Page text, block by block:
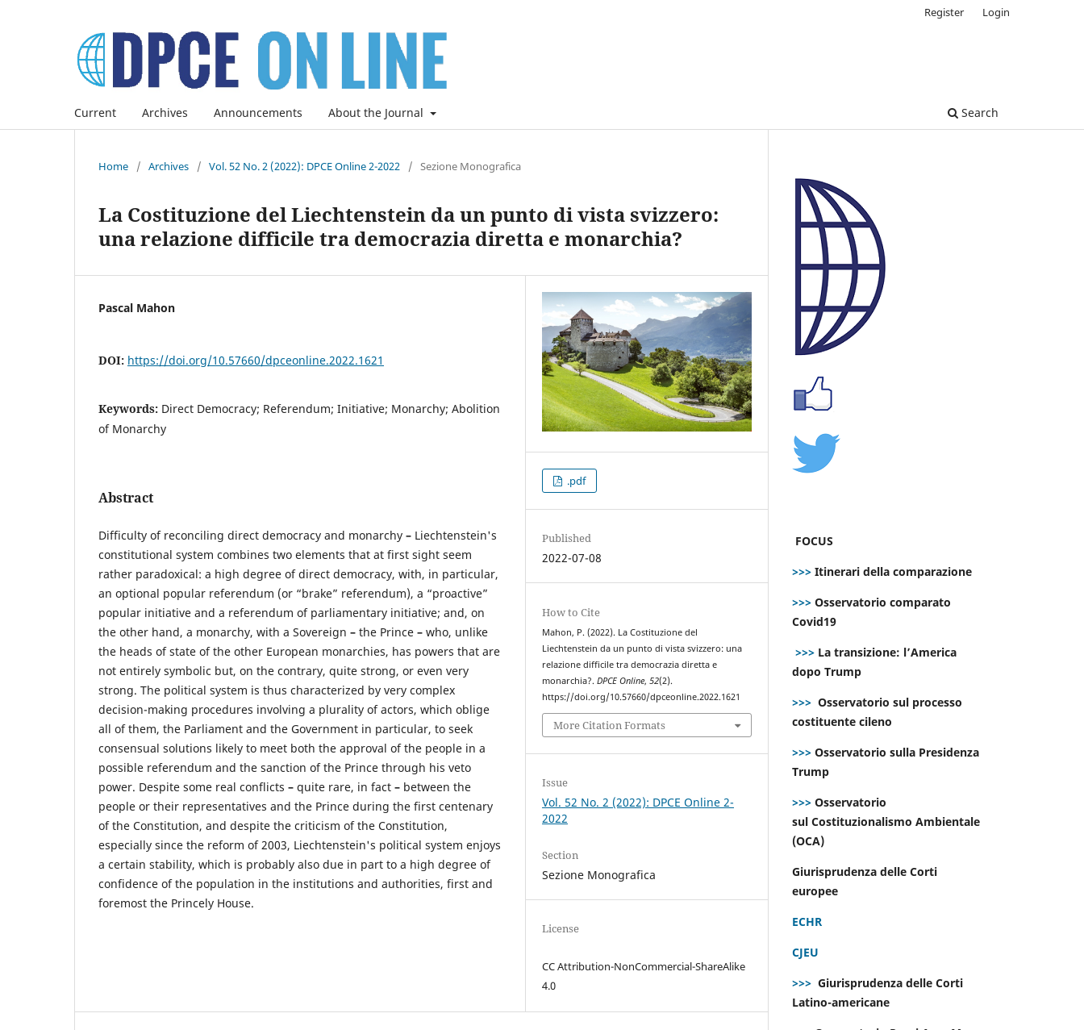
Current Archives Announcements About the Journal Search
Register Login
Home / Archives / Vol. 52 No. 2 (2022): DPCE Online 2-2022 / Sezione Monografica
La Costituzione del Liechtenstein da un punto di vista svizzero:
una relazione difficile tra democrazia diretta e monarchia?
Pascal Mahon
DOI: https://doi.org/10.57660/dpceonline.2022.1621
Keywords: Direct Democracy; Referendum; Initiative; Monarchy; Abolition
of Monarchy
Abstract
Difficulty of reconciling direct democracy and monarchy – Liechtenstein's
constitutional system combines two elements that at first sight seem
rather paradoxical: a high degree of direct democracy, with, in particular,
an optional popular referendum (or “brake” referendum), a “proactive”
popular initiative and a referendum of parliamentary initiative; and, on
the other hand, a monarchy, with a Sovereign – the Prince – who, unlike
the heads of state of the other European monarchies, has powers that are
not entirely symbolic but, on the contrary, quite strong, or even very
strong. The political system is thus characterized by very complex
decision-making procedures involving a plurality of actors, which oblige
all of them, the Parliament and the Government in particular, to seek
consensual solutions likely to meet both the approval of the people in a
possible referendum and the sanction of the Prince through his veto
power. Despite some real conflicts – quite rare, in fact – between the
people or their representatives and the Prince during the first centenary
of the Constitution, and despite the criticism of the Constitution,
especially since the reform of 2003, Liechtenstein's political system enjoys
a certain stability, which is probably also due in part to a high degree of
confidence of the population in the institutions and authorities, first and
foremost the Princely House.
.pdf
Published
2022-07-08
How to Cite
Mahon, P. (2022). La Costituzione del
Liechtenstein da un punto di vista svizzero: una
relazione difficile tra democrazia diretta e
monarchia?.DPCE Online,52(2).
https://doi.org/10.57660/dpceonline.2022.1621
More Citation Formats
Issue
Vol. 52 No. 2 (2022): DPCE Online 2-
2022
Section
Sezione Monografica
License
CC Attribution-NonCommercial-ShareAlike
4.0
FOCUS
>>> Itinerari della comparazione
>>> Osservatorio comparato
Covid19
>>> La transizione: l’America
dopo Trump
>>> Osservatorio sul processo
costituente cileno
>>> Osservatorio sulla Presidenza
Trump
>>> Osservatorio
sul Costituzionalismo Ambientale
(OCA)
Giurisprudenza delle Corti
europee
ECHR
CJEU
>>> Giurisprudenza delle Corti
Latino-americane